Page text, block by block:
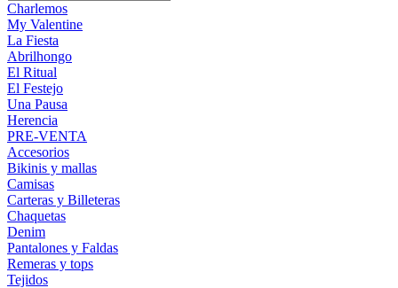
Charlemos
My Valentine
La Fiesta
Abrilhongo
El Ritual
El Festejo
Una Pausa
Herencia
PRE-VENTA
Accesorios
Bikinis y mallas
Camisas
Carteras y Billeteras
Chaquetas
Denim
Pantalones y Faldas
Remeras y tops
Tejidos